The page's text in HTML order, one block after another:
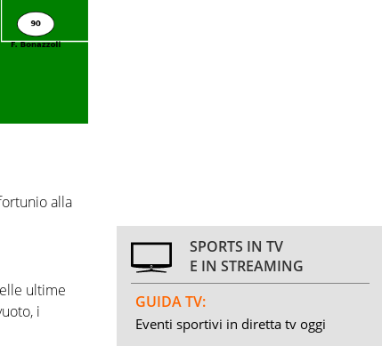
alla
ultime
i
SPORTS IN TV
E IN STREAMING
GUIDA TV:
Eventi sportivi in diretta tv oggi